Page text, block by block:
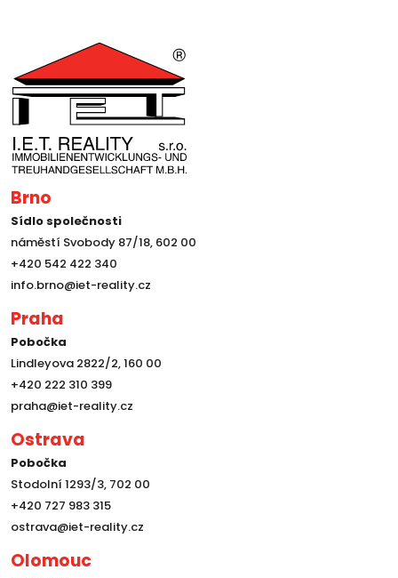
Brno
Sídlo společnosti
náměstí Svobody 87/18, 602 00
+420 542 422 340
info.brno@iet-reality.cz
Praha
Pobočka
Lindleyova 2822/2, 160 00
+420 222 310 399
praha@iet-reality.cz
Ostrava
Pobočka
Stodolní 1293/3, 702 00
+420 727 983 315
ostrava@iet-reality.cz
Olomouc